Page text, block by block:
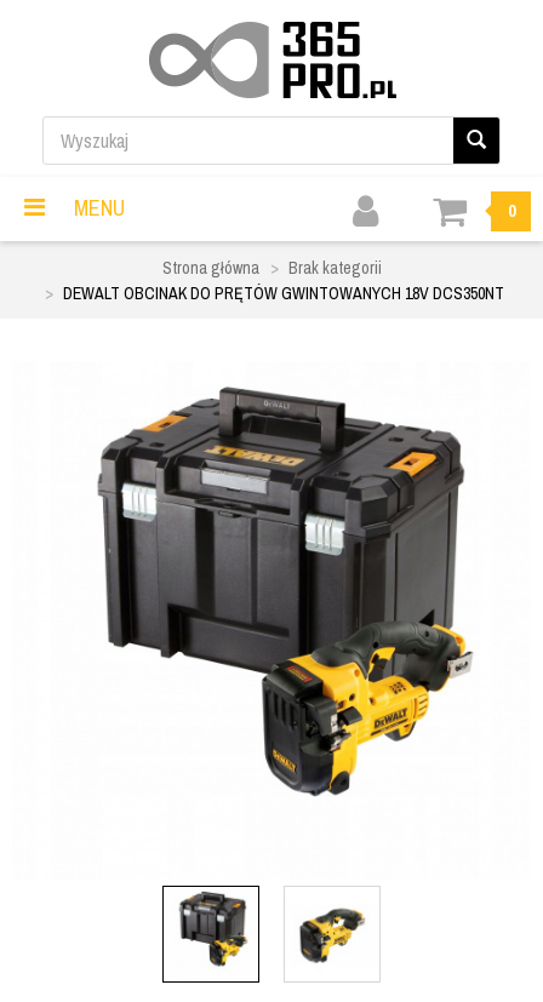
MENU 0
Strona główna
Brak kategorii
DEWALT OBCINAK DO PRĘTÓW GWINTOWANYCH 18V DCS350NT